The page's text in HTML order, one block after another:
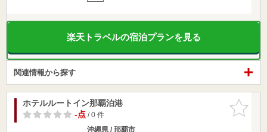
楽天トラベルの宿泊プランを見る
関連情報から探す
お気に入
りに追加
ホテルルートイン那覇泊港
-点/ 0 件
沖縄県 / 那覇市